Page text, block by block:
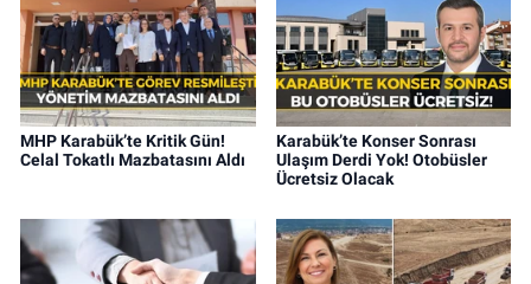
MHP Karabük’te Kritik Gün!
Celal Tokatlı Mazbatasını Aldı
Karabük’te Konser Sonrası
Ulaşım Derdi Yok! Otobüsler
Ücretsiz Olacak